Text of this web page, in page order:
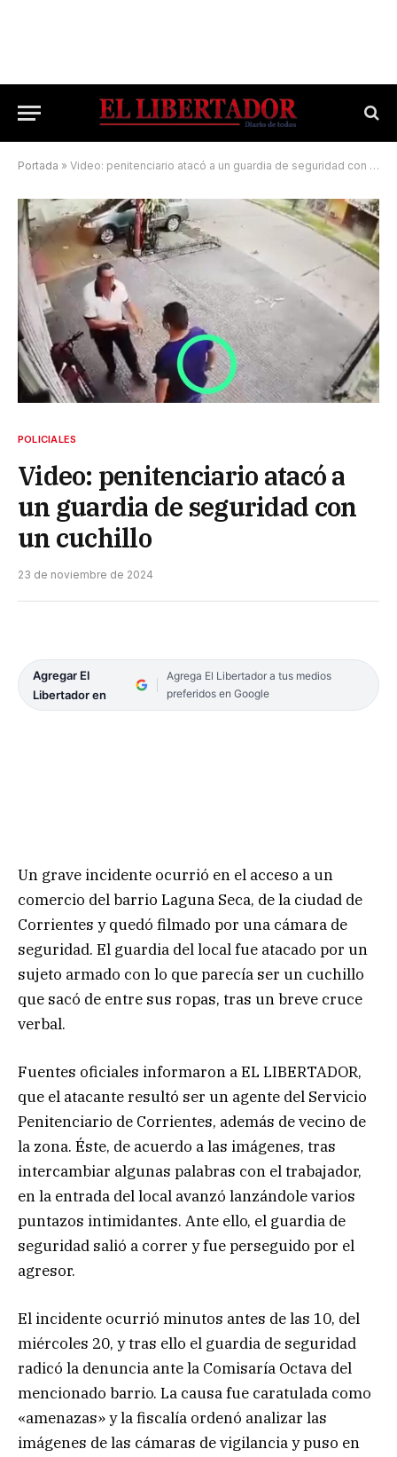
Portada » Video: penitenciario atacó a un guardia de seguridad con un cuchillo
POLICIALES
Video: penitenciario atacó a
un guardia de seguridad con
un cuchillo
23 de noviembre de 2024
Agregar El
Libertador en
Agrega El Libertador a tus medios
preferidos en Google
Un grave incidente ocurrió en el acceso a un
comercio del barrio Laguna Seca, de la ciudad de
Corrientes y quedó filmado por una cámara de
seguridad. El guardia del local fue atacado por un
sujeto armado con lo que parecía ser un cuchillo
que sacó de entre sus ropas, tras un breve cruce
verbal.
Fuentes oficiales informaron a EL LIBERTADOR,
que el atacante resultó ser un agente del Servicio
Penitenciario de Corrientes, además de vecino de
la zona. Éste, de acuerdo a las imágenes, tras
intercambiar algunas palabras con el trabajador,
en la entrada del local avanzó lanzándole varios
puntazos intimidantes. Ante ello, el guardia de
seguridad salió a correr y fue perseguido por el
agresor.
El incidente ocurrió minutos antes de las 10, del
miércoles 20, y tras ello el guardia de seguridad
radicó la denuncia ante la Comisaría Octava del
mencionado barrio. La causa fue caratulada como
«amenazas» y la fiscalía ordenó analizar las
imágenes de las cámaras de vigilancia y puso en